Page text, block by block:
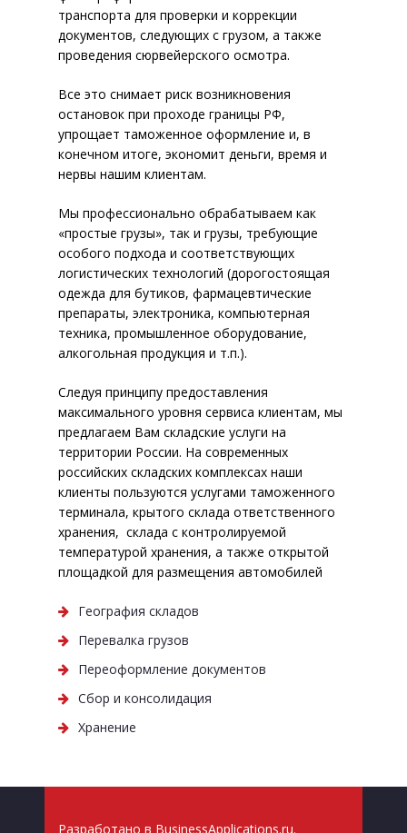
Услуги на различных
терминалах: за рубежом, в
Сертификация
О Компании
Контакты
Экспедиторам и
перевозчикам
транспорта для проверки и коррекции
документов, следующих с грузом, а также
проведения сюрвейерского осмотра.
Все это снимает риск возникновения
остановок при проходе границы РФ,
упрощает таможенное оформление и, в
конечном итоге, экономит деньги, время и
нервы нашим клиентам.
Мы профессионально обрабатываем как
«простые грузы», так и грузы, требующие
особого подхода и соответствующих
логистических технологий (дорогостоящая
одежда для бутиков, фармацевтические
препараты, электроника, компьютерная
техника, промышленное оборудование,
алкогольная продукция и т.п.).
Следуя принципу предоставления
максимального уровня сервиса клиентам, мы
предлагаем Вам складские услуги на
территории России. На современных
российских складских комплексах наши
клиенты пользуются услугами таможенного
терминала, крытого склада ответственного
хранения, склада с контролируемой
температурой хранения, а также открытой
площадкой для размещения автомобилей
География складов
Перевалка грузов
Переоформление документов
Сбор и консолидация
Хранение
Разработано в BusinessApplications.ru.